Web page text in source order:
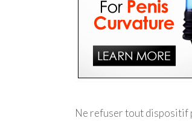
Ne refuser tout dispositif